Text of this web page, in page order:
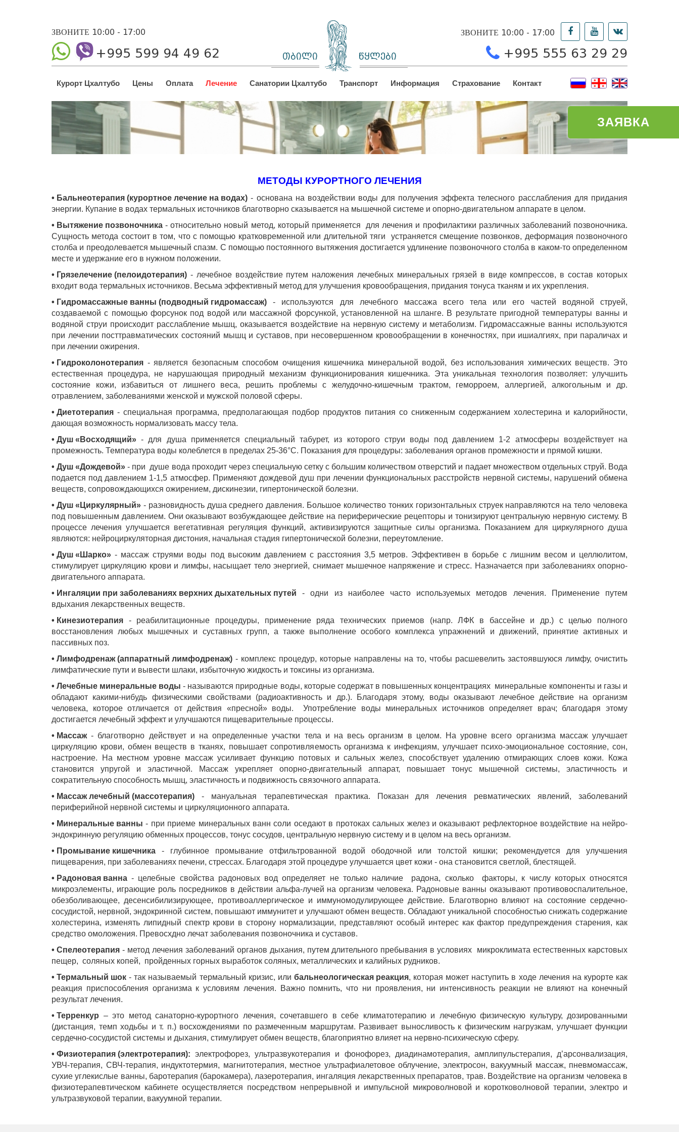
ЗАЯВКА
ЗВОНИТЕ 10:00 - 17:00
+995 599 94 49 62 თბილი წყლები
ЗВОНИТЕ 10:00 - 17:00
+995 555 63 29 29
Курорт Цхалтубо Цены Оплата Лечение Санатории Цхалтубо Транспорт Информация Страхование Контакт
МЕТОДЫ КУРОРТНОГО ЛЕЧЕНИЯ
• Бальнеотерапия (курортное лечение на водах) - основана на воздействии воды для получения эффекта телесного расслабления для придания
энергии. Купание в водах термальных источников благотворно сказывается на мышечной системе и опорно-двигательном аппарате в целом.
• Вытяжение позвоночника - относительно новый метод, который применяется для лечения и профилактики различных заболеваний позвоночника.
Сущность метода состоит в том, что с помощью кратковременной или длительной тяги устраняется смещение позвонков, деформация позвоночного
столба и преодолевается мышечный спазм. С помощью постоянного вытяжения достигается удлинение позвоночного столба в каком-то определенном
месте и удержание его в нужном положении.
• Грязелечение (пелоидотерапия) - лечебное воздействие путем наложения лечебных минеральных грязей в виде компрессов, в состав которых
входит вода термальных источников. Весьма эффективный метод для улучшения кровообращения, придания тонуса тканям и их укрепления.
• Гидромассажные ванны (подводный гидромассаж) - используются для лечебного массажа всего тела или его частей водяной струей,
создаваемой с помощью форсунок под водой или массажной форсункой, установленной на шланге. В результате пригодной температуры ванны и
водяной струи происходит расслабление мышц, оказывается воздействие на нервную систему и метаболизм. Гидромассажные ванны используются
при лечении посттравматических состояний мышц и суставов, при несовершенном кровообращении в конечностях, при ишиалгиях, при параличах и
при лечении ожирения.
• Гидроколонотерапия - является безопасным способом очищения кишечника минеральной водой, без использования химических веществ. Это
естественная процедура, не нарушающая природный механизм функционирования кишечника. Эта уникальная технология позволяет: улучшить
состояние кожи, избавиться от лишнего веса, решить проблемы с желудочно-кишечным трактом, геморроем, аллергией, алкогольным и др.
отравлением, заболеваниями женской и мужской половой сферы.
• Диетотерапия - специальная программа, предполагающая подбор продуктов питания со сниженным содержанием холестерина и калорийности,
дающая возможность нормализовать массу тела.
• Душ «Восходящий» - для душа применяется специальный табурет, из которого струи воды под давлением 1-2 атмосферы воздействует на
промежность. Температура воды колеблется в пределах 25-36°С. Показания для процедуры: заболевания органов промежности и прямой кишки.
• Душ «Дождевой» - при душе вода проходит через специальную сетку с большим количеством отверстий и падает множеством отдельных струй. Вода
подается под давлением 1-1,5 атмосфер. Применяют дождевой душ при лечении функциональных расстройств нервной системы, нарушений обмена
веществ, сопровождающихся ожирением, дискинезии, гипертонической болезни.
• Душ «Циркулярный» - разновидность душа среднего давления. Большое количество тонких горизонтальных струек направляются на тело человека
под повышенным давлением. Они оказывают возбуждающее действие на периферические рецепторы и тонизируют центральную нервную систему. В
процессе лечения улучшается вегетативная регуляция функций, активизируются защитные силы организма. Показанием для циркулярного душа
являются: нейроциркуляторная дистония, начальная стадия гипертонической болезни, переутомление.
• Душ «Шарко» - массаж струями воды под высоким давлением с расстояния 3,5 метров. Эффективен в борьбе с лишним весом и целлюлитом,
стимулирует циркуляцию крови и лимфы, насыщает тело энергией, снимает мышечное напряжение и стресс. Назначается при заболеваниях опорно-
двигательного аппарата.
• Ингаляции при заболеваниях верхних дыхательных путей - одни из наиболее часто используемых методов лечения. Применение путем
вдыхания лекарственных веществ.
• Кинезиотерапия - реабилитационные процедуры, применение ряда технических приемов (напр. ЛФК в бассейне и др.) с целью полного
восстановления любых мышечных и суставных групп, а также выполнение особого комплекса упражнений и движений, принятие активных и
пассивных поз.
• Лимфодренаж (аппаратный лимфодренаж) - комплекс процедур, которые направлены на то, чтобы расшевелить застоявшуюся лимфу, очистить
лимфатические пути и вывести шлаки, избыточную жидкость и токсины из организма.
• Лечебные минеральные воды - называются природные воды, которые содержат в повышенных концентрациях минеральные компоненты и газы и
обладают какими-нибудь физическими свойствами (радиоактивность и др.). Благодаря этому, воды оказывают лечебное действие на организм
человека, которое отличается от действия «пресной» воды. Употребление воды минеральных источников определяет врач; благодаря этому
достигается лечебный эффект и улучшаются пищеварительные процессы.
• Массаж- благотворно действует и на определенные участки тела и на весь организм в целом. На уровне всего организма массаж улучшает
циркуляцию крови, обмен веществ в тканях, повышает сопротивляемость организма к инфекциям, улучшает психо-эмоциональное состояние, сон,
настроение. На местном уровне массаж усиливает функцию потовых и сальных желез, способствует удалению отмирающих слоев кожи. Кожа
становится упругой и эластичной. Массаж укрепляет опорно-двигательный аппарат, повышает тонус мышечной системы, эластичность и
сократительную способность мышц, эластичность и подвижность связочного аппарата.
• Массаж лечебный (массотерапия) - мануальная терапевтическая практика. Показан для лечения ревматических явлений, заболеваний
периферийной нервной системы и циркуляционного аппарата.
• Минеральные ванны - при приеме минеральных ванн соли оседают в протоках сальных желез и оказывают рефлекторное воздействие на нейро-
эндокринную регуляцию обменных процессов, тонус сосудов, центральную нервную систему и в целом на весь организм.
• Промывание кишечника - глубинное промывание отфильтрованной водой ободочной или толстой кишки; рекомендуется для улучшения
пищеварения, при заболеваниях печени, стрессах. Благодаря этой процедуре улучшается цвет кожи - она становится светлой, блестящей.
• Радоновая ванна - целебные свойства радоновых вод определяет не только наличие радона, сколько факторы, к числу которых относятся
микроэлементы, играющие роль посредников в действии альфа-лучей на организм человека. Радоновые ванны оказывают противовоспалительное,
обезболивающее, десенсибилизирующее, противоаллергическое и иммуномодулирующее действие. Благотворно влияют на состояние сердечно-
сосудистой, нервной, эндокринной систем, повышают иммунитет и улучшают обмен веществ. Обладают уникальной способностью снижать содержание
холестерина, изменять липидный спектр крови в сторону нормализации, представляют особый интерес как фактор предупреждения старения, как
средство омоложения. Превосхдно лечат заболевания позвоночника и суставов.
• Спелеотерапия - метод лечения заболеваний органов дыхания, путем длительного пребывания в условиях микроклимата естественных карстовых
пещер, соляных копей, пройденных горных выработок соляных, металлических и калийных рудников.
• Термальный шок - так называемый термальный кризис, или бальнеологическая реакция, которая может наступить в ходе лечения на курорте как
реакция приспособления организма к условиям лечения. Важно помнить, что ни проявления, ни интенсивность реакции не влияют на конечный
результат лечения.
• Терренкур – это метод санаторно-курортного лечения, сочетавшего в себе климатотерапию и лечебную физическую культуру, дозированными
(дистанция, темп ходьбы и т. п.) восхождениями по размеченным маршрутам. Развивает выносливость к физическим нагрузкам, улучшает функции
сердечно-сосудистой системы и дыхания, стимулирует обмен веществ, благоприятно влияет на нервно-психическую сферу.
• Физиотерапия (электротерапия): электрофорез, ультразвукотерапия и фонофорез, диадинамотерапия, амплипульстерапия, д’арсонвализация,
УВЧ-терапия, СВЧ-терапия, индуктотермия, магнитотерапия, местное ультрафиалетовое облучение, электросон, вакуумный массаж, пневмомассаж,
сухие углекислые ванны, баротерапия (барокамера), лазеротерапия, ингаляция лекарственных препаратов, трав. Воздействие на организм человека в
физиотерапевтическом кабинете осуществляется посредством непрерывной и импульсной микроволновой и коротковолновой терапии, электро и
ультразвуковой терапии, вакуумной терапии.
Грузия, г. Цхалтубо. kurortresort@gmail.com
+995 555 63 29 29; с 10:00 до 17:00 час. www.tskaltuboresort.ge
© 2010 - 2026 Caucasus Travel Centre LTD Все права защищены. Копирование материалов только с
разрешения администрации сайта